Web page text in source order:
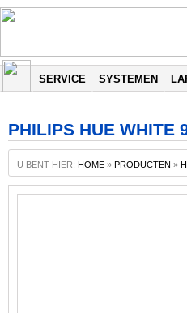
SERVICE SYSTEMEN
PHILIPS HUE WHITE
U BENT HIER: HOME » PRODUCTEN »